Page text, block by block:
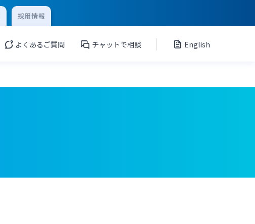
採用情報
よくあるご質問 チャットで相談 English